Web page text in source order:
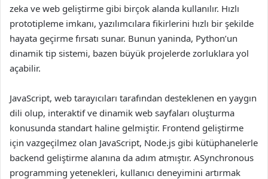
zeka ve web geliştirme gibi birçok alanda kullanılır. Hızlı
prototipleme imkanı, yazılımcılara fikirlerini hızlı bir şekilde
hayata geçirme fırsatı sunar. Bunun yaninda, Python’un
dinamik tip sistemi, bazen büyük projelerde zorluklara yol
açabilir.
JavaScript, web tarayıcıları tarafından desteklenen en yaygın
dili olup, interaktif ve dinamik web sayfaları oluşturma
konusunda standart haline gelmiştir. Frontend geliştirme
için vazgeçilmez olan JavaScript, Node.js gibi kütüphanelerle
backend geliştirme alanına da adım atmıştır. ASynchronous
programming yetenekleri, kullanıcı deneyimini artırmak